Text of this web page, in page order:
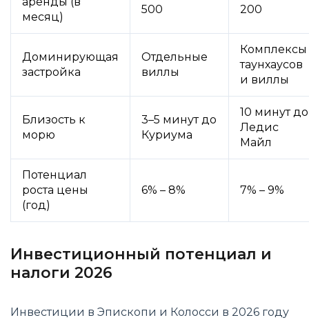
месяц)
500
200
Доминирующая
застройка
Отдельные
виллы
Комплексы
таунхаусов
и виллы
Близость к
морю
3–5 минут до
Куриума
10 минут до
Ледис
Майл
Потенциал
роста цены
(год)
6% – 8% 7% – 9%
Инвестиционный потенциал и
налоги 2026
Инвестиции в Эпископи и Колосси в 2026 году